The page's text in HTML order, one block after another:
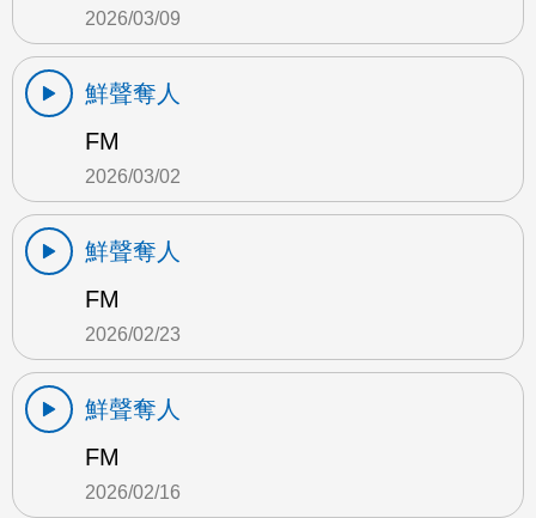
2026/03/09
鮮聲奪人
FM
2026/03/02
鮮聲奪人
FM
2026/02/23
鮮聲奪人
FM
2026/02/16